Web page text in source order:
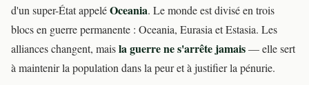
d'un super-État appeléOceania. Le monde est divisé en trois
blocs en guerre permanente : Oceania, Eurasia et Estasia. Les
alliances changent, maisla guerre ne s'arrête jamais— elle sert
à maintenir la population dans la peur et à justifier la pénurie.